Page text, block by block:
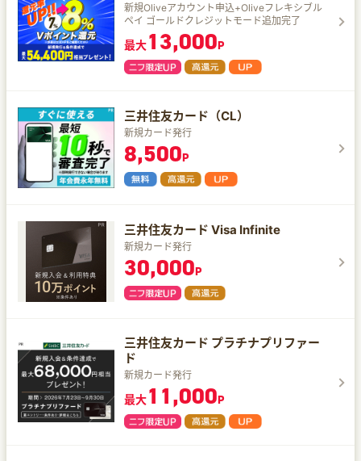
新規Oliveアカウント申込+Oliveフレキシブル
ペイ ゴールドクレジットモード追加完了
最大13,000P
三井住友カード（CL）
新規カード発行
8,500P
三井住友カード Visa Infinite
新規カード発行
30,000P
三井住友カード プラチナプリファー
ド
新規カード発行
最大11,000P